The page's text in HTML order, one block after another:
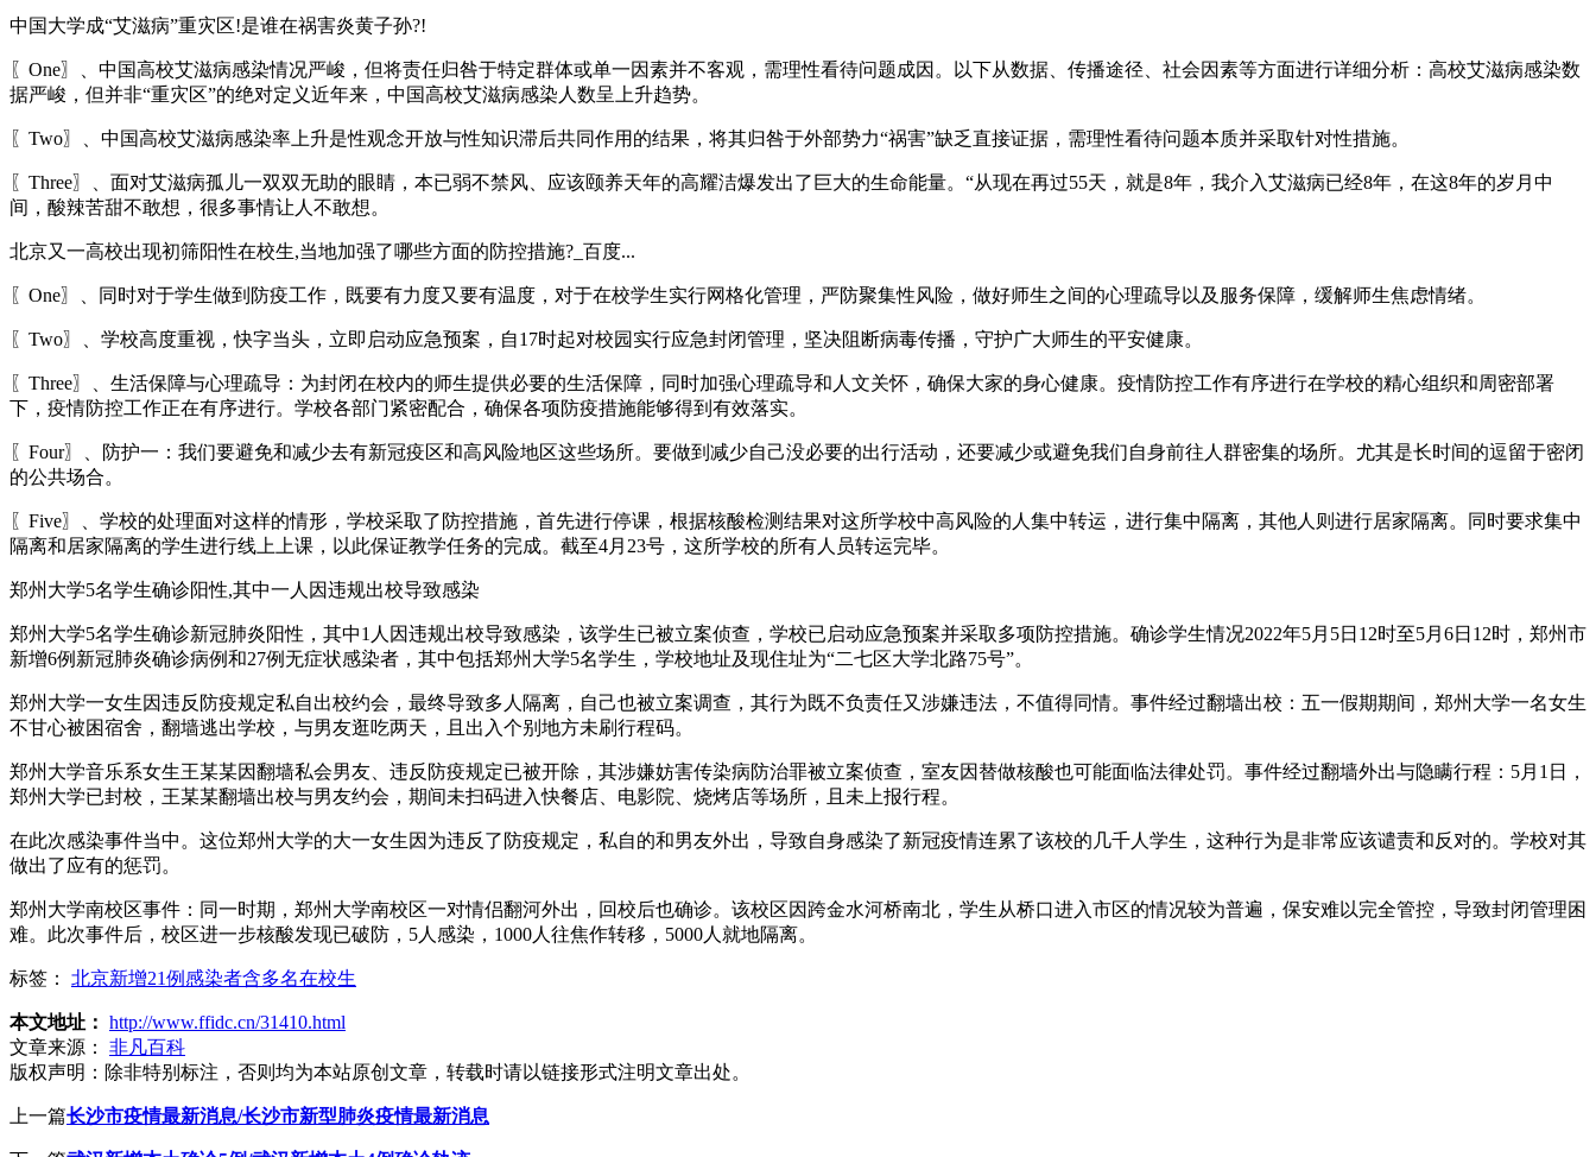
中国大学成“艾滋病”重灾区!是谁在祸害炎黄子孙?!
〖One〗、中国高校艾滋病感染情况严峻，但将责任归咎于特定群体或单一因素并不客观，需理性看待问题成因。以下从数据、传播途径、社会因素等方面进行详细分析：高校艾滋病感染数
据严峻，但并非“重灾区”的绝对定义近年来，中国高校艾滋病感染人数呈上升趋势。
〖Two〗、中国高校艾滋病感染率上升是性观念开放与性知识滞后共同作用的结果，将其归咎于外部势力“祸害”缺乏直接证据，需理性看待问题本质并采取针对性措施。
〖Three〗、面对艾滋病孤儿一双双无助的眼睛，本已弱不禁风、应该颐养天年的高耀洁爆发出了巨大的生命能量。“从现在再过55天，就是8年，我介入艾滋病已经8年，在这8年的岁月中
间，酸辣苦甜不敢想，很多事情让人不敢想。
北京又一高校出现初筛阳性在校生,当地加强了哪些方面的防控措施?_百度...
〖One〗、同时对于学生做到防疫工作，既要有力度又要有温度，对于在校学生实行网格化管理，严防聚集性风险，做好师生之间的心理疏导以及服务保障，缓解师生焦虑情绪。
〖Two〗、学校高度重视，快字当头，立即启动应急预案，自17时起对校园实行应急封闭管理，坚决阻断病毒传播，守护广大师生的平安健康。
〖Three〗、生活保障与心理疏导：为封闭在校内的师生提供必要的生活保障，同时加强心理疏导和人文关怀，确保大家的身心健康。疫情防控工作有序进行在学校的精心组织和周密部署
下，疫情防控工作正在有序进行。学校各部门紧密配合，确保各项防疫措施能够得到有效落实。
〖Four〗、防护一：我们要避免和减少去有新冠疫区和高风险地区这些场所。要做到减少自己没必要的出行活动，还要减少或避免我们自身前往人群密集的场所。尤其是长时间的逗留于密闭
的公共场合。
〖Five〗、学校的处理面对这样的情形，学校采取了防控措施，首先进行停课，根据核酸检测结果对这所学校中高风险的人集中转运，进行集中隔离，其他人则进行居家隔离。同时要求集中
隔离和居家隔离的学生进行线上上课，以此保证教学任务的完成。截至4月23号，这所学校的所有人员转运完毕。
郑州大学5名学生确诊阳性,其中一人因违规出校导致感染
郑州大学5名学生确诊新冠肺炎阳性，其中1人因违规出校导致感染，该学生已被立案侦查，学校已启动应急预案并采取多项防控措施。确诊学生情况2022年5月5日12时至5月6日12时，郑州市
新增6例新冠肺炎确诊病例和27例无症状感染者，其中包括郑州大学5名学生，学校地址及现住址为“二七区大学北路75号”。
郑州大学一女生因违反防疫规定私自出校约会，最终导致多人隔离，自己也被立案调查，其行为既不负责任又涉嫌违法，不值得同情。事件经过翻墙出校：五一假期期间，郑州大学一名女生
不甘心被困宿舍，翻墙逃出学校，与男友逛吃两天，且出入个别地方未刷行程码。
郑州大学音乐系女生王某某因翻墙私会男友、违反防疫规定已被开除，其涉嫌妨害传染病防治罪被立案侦查，室友因替做核酸也可能面临法律处罚。事件经过翻墙外出与隐瞒行程：5月1日，
郑州大学已封校，王某某翻墙出校与男友约会，期间未扫码进入快餐店、电影院、烧烤店等场所，且未上报行程。
在此次感染事件当中。这位郑州大学的大一女生因为违反了防疫规定，私自的和男友外出，导致自身感染了新冠疫情连累了该校的几千人学生，这种行为是非常应该谴责和反对的。学校对其
做出了应有的惩罚。
郑州大学南校区事件：同一时期，郑州大学南校区一对情侣翻河外出，回校后也确诊。该校区因跨金水河桥南北，学生从桥口进入市区的情况较为普遍，保安难以完全管控，导致封闭管理困
难。此次事件后，校区进一步核酸发现已破防，5人感染，1000人往焦作转移，5000人就地隔离。
标签： 北京新增21例感染者含多名在校生
本文地址： http://www.ffidc.cn/31410.html
文章来源：
非凡百科
版权声明： 除非特别标注，否则均为本站原创文章，转载时请以链接形式注明文章出处。
上一篇长沙市疫情最新消息/长沙市新型肺炎疫情最新消息